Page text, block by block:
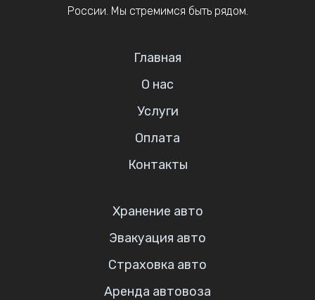
России. Мы стремимся быть рядом.
Главная
О нас
Услуги
Оплата
Контакты
Хранение авто
Эвакуация авто
Страховка авто
Аренда автовоза